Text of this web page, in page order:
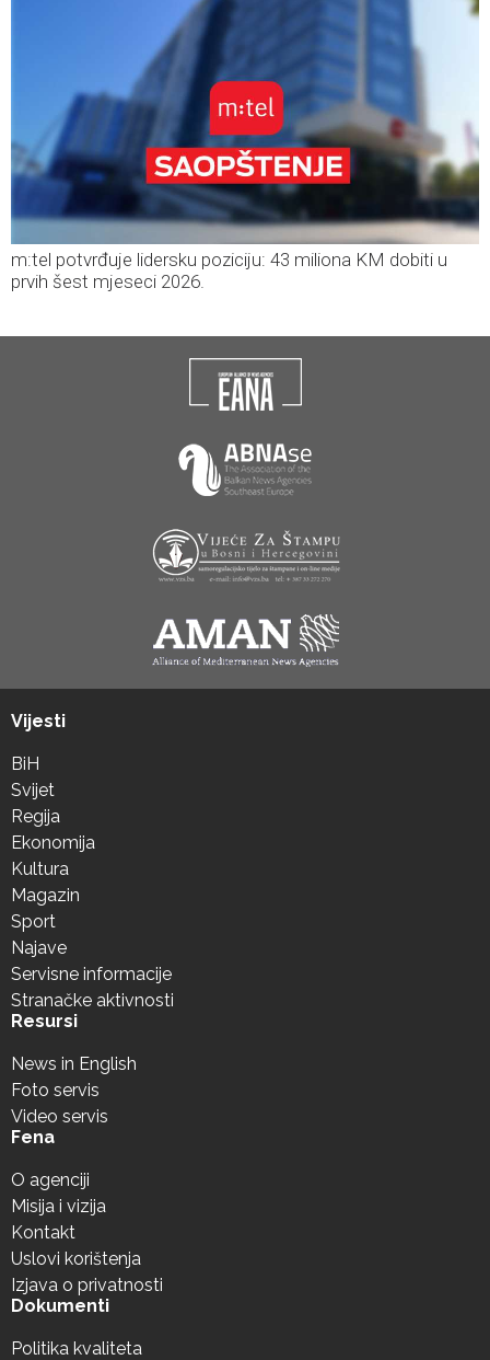
m:tel potvrđuje lidersku poziciju: 43 miliona KM dobiti u
prvih šest mjeseci 2026.
Vijesti
BiH
Svijet
Regija
Ekonomija
Kultura
Magazin
Sport
Najave
Servisne informacije
Stranačke aktivnosti
Resursi
News in English
Foto servis
Video servis
Fena
O agenciji
Misija i vizija
Kontakt
Uslovi korištenja
Izjava o privatnosti
Dokumenti
Politika kvaliteta